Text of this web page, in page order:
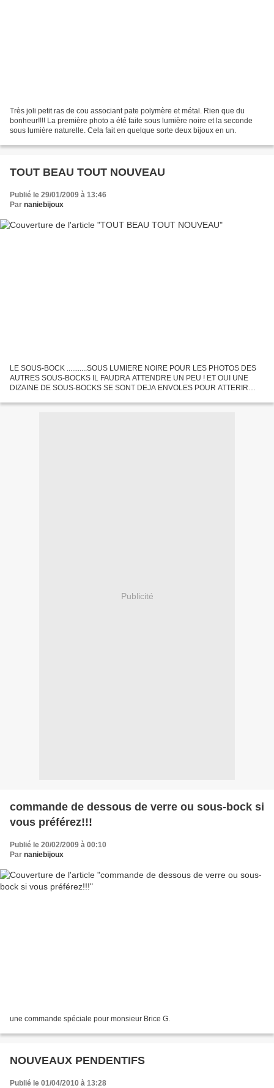
Très joli petit ras de cou associant pate polymère et métal. Rien que du
bonheur!!!! La première photo a été faite sous lumière noire et la seconde
sous lumière naturelle. Cela fait en quelque sorte deux bijoux en un.
TOUT BEAU TOUT NOUVEAU
Publié le 29/01/2009 à 13:46
Par naniebijoux
LE SOUS-BOCK ...........SOUS LUMIERE NOIRE POUR LES PHOTOS DES
AUTRES SOUS-BOCKS IL FAUDRA ATTENDRE UN PEU ! ET OUI UNE
DIZAINE DE SOUS-BOCKS SE SONT DEJA ENVOLES POUR ATTERIR
Publicité
commande de dessous de verre ou sous-bock si
vous préférez!!!
Publié le 20/02/2009 à 00:10
Par naniebijoux
une commande spéciale pour monsieur Brice G.
NOUVEAUX PENDENTIFS
Publié le 01/04/2010 à 13:28